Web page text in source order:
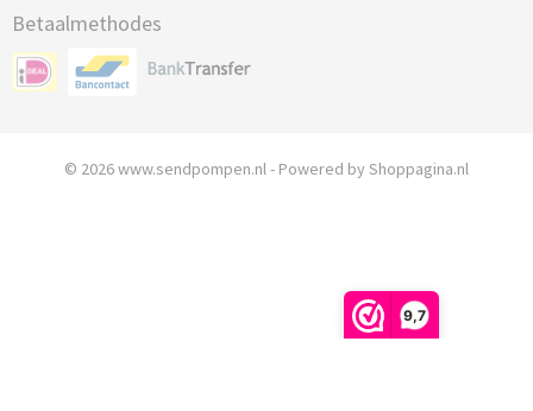
9,7
Betaalmethodes
© 2026 www.sendpompen.nl - Powered by Shoppagina.nl